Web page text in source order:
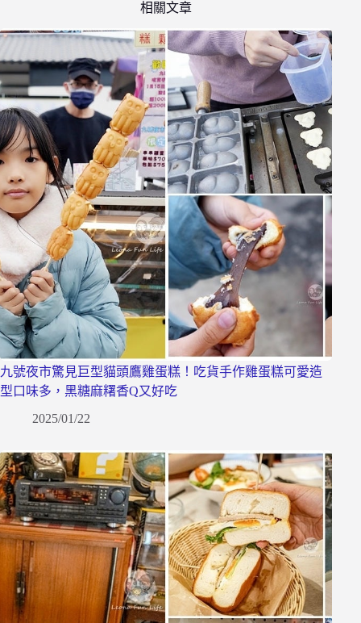
相關文章
九號夜市驚見巨型貓頭鷹雞蛋糕！吃貨手作雞蛋糕可愛造
型口味多，黑糖麻糬香Q又好吃
2025/01/22